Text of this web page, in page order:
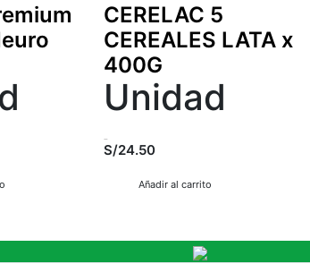
CERELAC 5
CEREALES LATA x
400G
Unidad
S/24.50
Añadir al carrito